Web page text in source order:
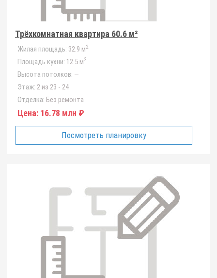
Трёхкомнатная квартира 60.6 м²
Жилая площадь: 32.9 м2
Площадь кухни: 12.5 м2
Высота потолков: —
Этаж: 2 из 23 - 24
Отделка: Без ремонта
Цена: 16.78 млн ₽
Посмотреть планировку